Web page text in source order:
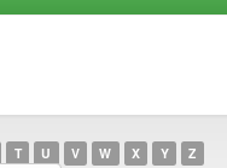
T U V W X Y Z